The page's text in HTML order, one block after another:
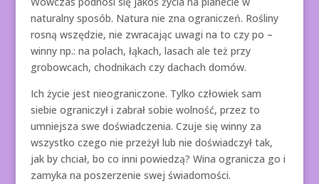
naturalny sposób. Natura nie zna ograniczeń. Rośliny
rosną wszędzie, nie zwracając uwagi na to czy po –
winny np.: na polach, łąkach, lasach ale też przy
grobowcach, chodnikach czy dachach domów.
Ich życie jest nieograniczone. Tylko człowiek sam
siebie ograniczył i zabrał sobie wolność, przez to
umniejsza swe doświadczenia. Czuje się winny za
wszystko czego nie przeżył lub nie doświadczył tak,
jak by chciał, bo co inni powiedzą? Wina ogranicza go i
zamyka na poszerzenie swej świadomości.